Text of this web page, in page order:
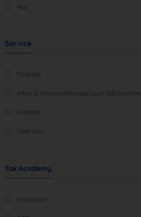
App
Service
Podcast
Infos & Voraussetzungen zum StB-Examen
Kontakt
Über uns
Tax Academy
Impressum